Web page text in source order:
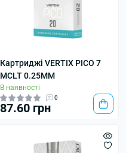
Картриджі VERTIX PICO 7
MCLT 0.25MM
В наявності
0
87.60 грн